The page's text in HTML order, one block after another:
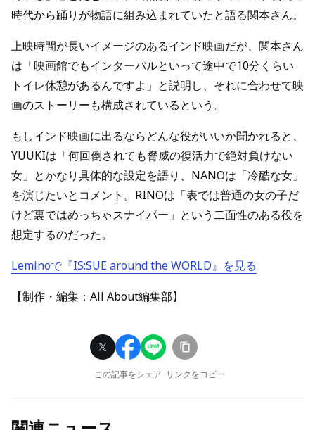
時代から踊りが物語に組み込まれていたと語る関本さん。
上映時間が長いイメージのあるインド映画だが、関本さん
は「映画館でもインターバルといって途中で10分くらい
トイレ休憩があるんですよ」と説明し、それに合わせて映
画のストーリーも構成されているという。
もしインド映画に出るならどんな役がいいか聞かれると、
YUUKIは「何回倒されても脅威の復活力で絶対負けない
女」とかなり具体的な設定を語り、NANOは「冷酷な女」
を演じたいとコメント。RINOは「表では普通の女の子だ
けど裏ではめっちゃスナイパー」という二面性のある役を
想定するのだった。
Leminoで『IS:SUE around the WORLD』を見る
【制作・編集：All About編集部】
この記事をシェア リンクをコピー